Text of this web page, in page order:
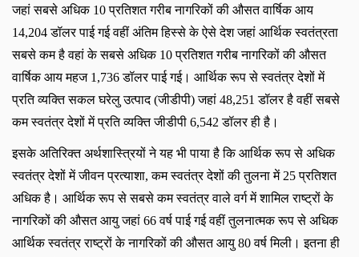
जहां सबसे अधिक 10 प्रतिशत गरीब नागरिकों की औसत वार्षिक आय
14,204 डॉलर पाई गई वहीं अंतिम हिस्से के ऐसे देश जहां आर्थिक स्वतंत्रता
सबसे कम है वहां के सबसे अधिक 10 प्रतिशत गरीब नागरिकों की औसत
वार्षिक आय महज 1,736 डॉलर पाई गई। आर्थिक रूप से स्वतंत्र देशों में
प्रति व्यक्ति सकल घरेलु उत्पाद (जीडीपी) जहां 48,251 डॉलर है वहीं सबसे
कम स्वतंत्र देशों में प्रति व्यक्ति जीडीपी 6,542 डॉलर ही है।
इसके अतिरिक्त अर्थशास्त्रियों ने यह भी पाया है कि आर्थिक रूप से अधिक
स्वतंत्र देशों में जीवन प्रत्याशा, कम स्वतंत्र देशों की तुलना में 25 प्रतिशत
अधिक है। आर्थिक रूप से सबसे कम स्वतंत्र वाले वर्ग में शामिल राष्ट्रों के
नागरिकों की औसत आयु जहां 66 वर्ष पाई गई वहीं तुलनात्मक रूप से अधिक
आर्थिक स्वतंत्र राष्ट्रों के नागरिकों की औसत आयु 80 वर्ष मिली। इतना ही